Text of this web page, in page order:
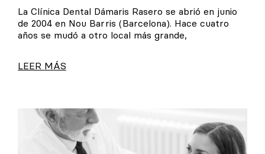
La Clínica Dental Dámaris Rasero se abrió en junio
de 2004 en Nou Barris (Barcelona). Hace cuatro
años se mudó a otro local más grande,
LEER MÁS